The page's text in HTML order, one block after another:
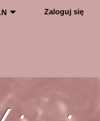
Zaloguj się